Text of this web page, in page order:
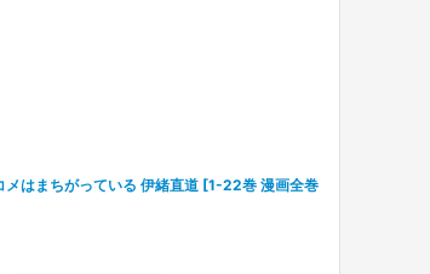
はまちがっている 伊緒直道 [1-22巻 漫画全巻